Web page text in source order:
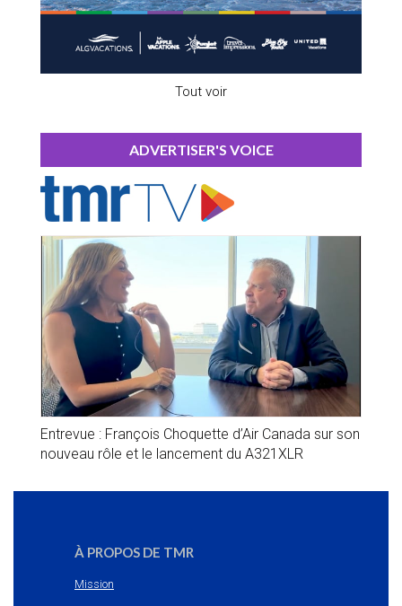
Tout voir
ADVERTISER'S VOICE
Entrevue : François Choquette d’Air Canada sur son
nouveau rôle et le lancement du A321XLR
À PROPOS DE TMR
Mission